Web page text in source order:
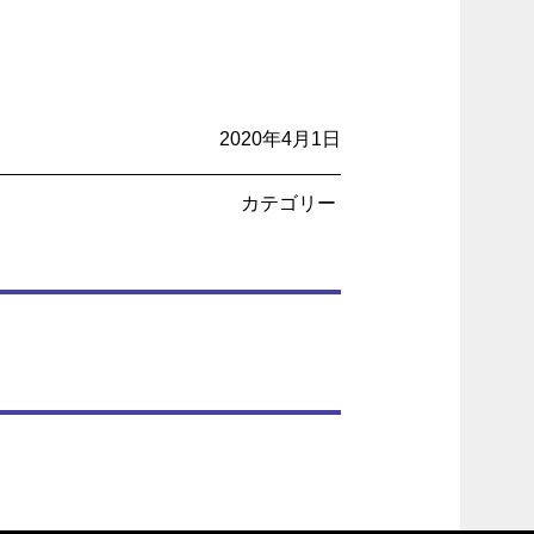
2020年4月1日
カテゴリー